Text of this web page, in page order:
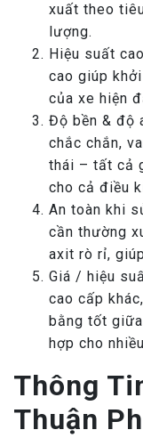
xuất theo
lượng.
Hiệu suất
cao giúp
của xe hiện
Độ bền & độ
chắc chắn,
thái – tất cả
cho cả điều
An toàn khi
cần thường
axit rò rỉ,
Giá / hiệu
cao cấp
bằng tốt
hợp cho
Thông
Thuận